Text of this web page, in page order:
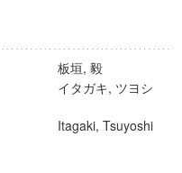
板垣, 毅
イタガキ, ツヨシ
Itagaki, Tsuyoshi